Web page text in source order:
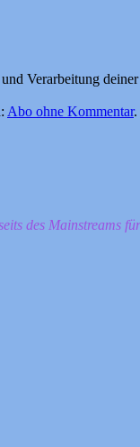
Verarbeitung
Abo ohne Kommentar.
des Mainstreams